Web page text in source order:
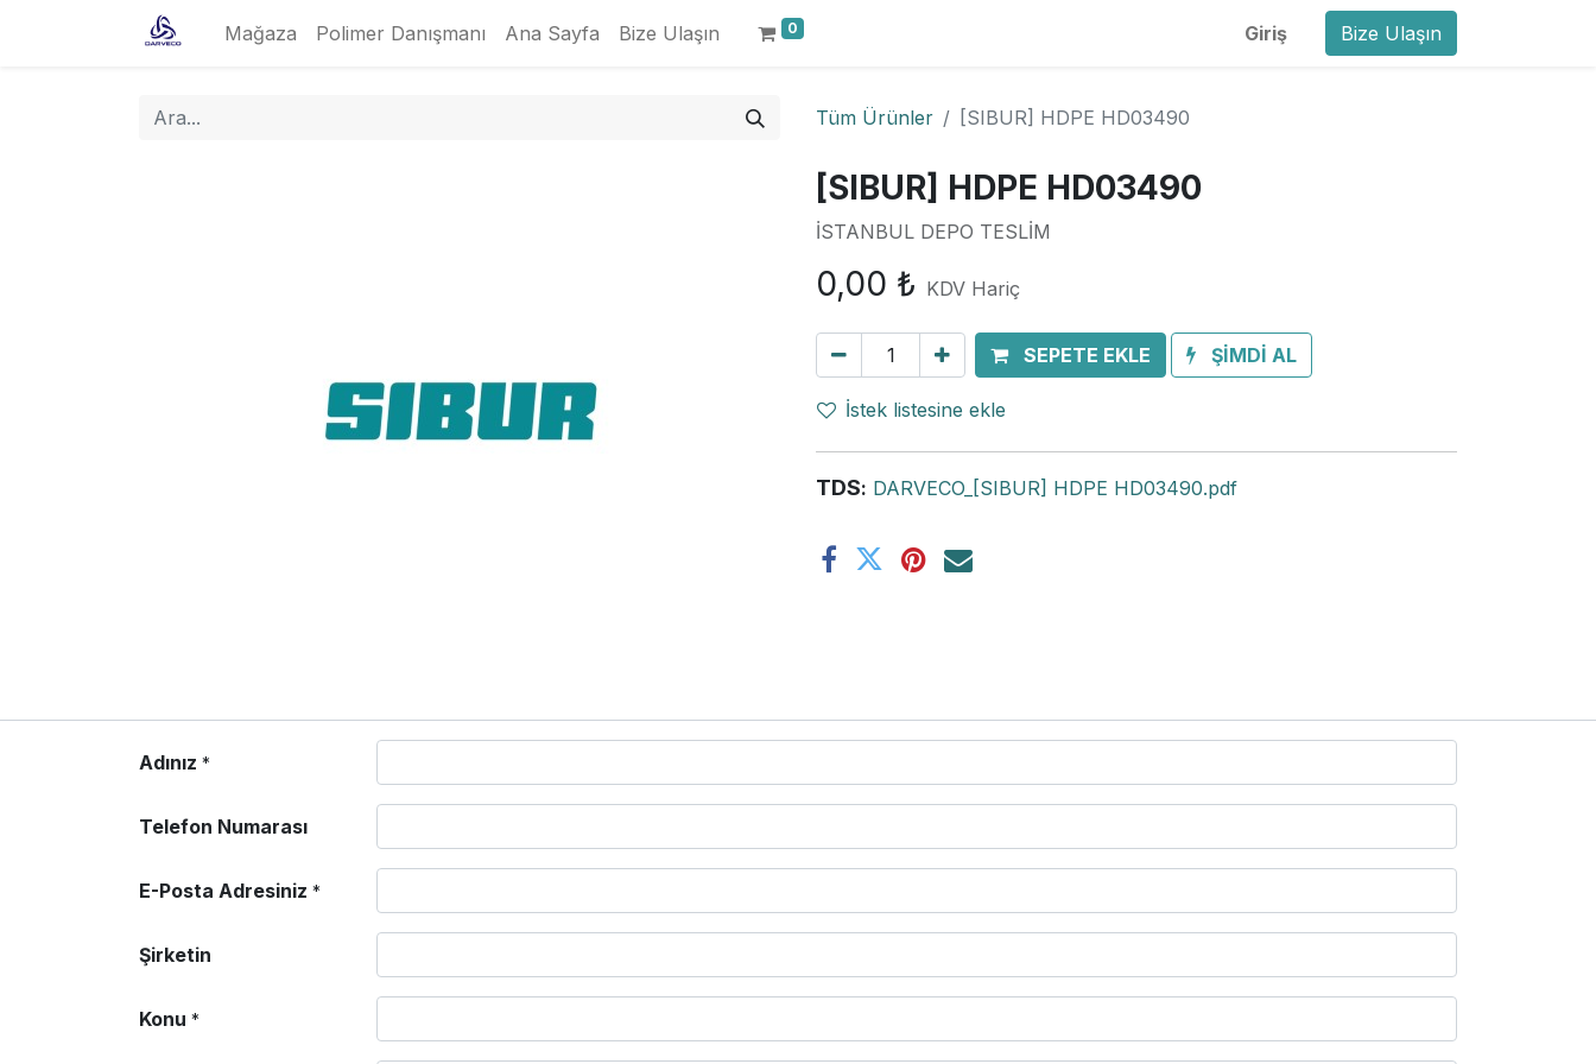
Mağaza Polimer Danışmanı Ana Sayfa Bize Ulaşın 0 Giriş Bize Ulaşın
Tüm Ürünler [SIBUR] HDPE HD03490
[SIBUR] HDPE HD03490
İSTANBUL DEPO TESLİM
0,00 ₺ KDV Hariç
SEPETE EKLE ŞİMDİ AL
İstek listesine ekle
TDS: DARVECO_[SIBUR] HDPE HD03490.pdf
Adınız *
Telefon Numarası
E-Posta Adresiniz *
Şirketin
Konu *